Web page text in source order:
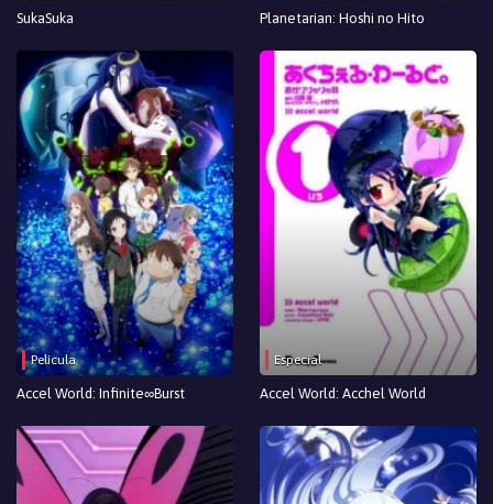
SukaSuka Planetarian: Hoshi no Hito
Película
Accel World: Infinite∞Burst
Especial
Accel World: Acchel World